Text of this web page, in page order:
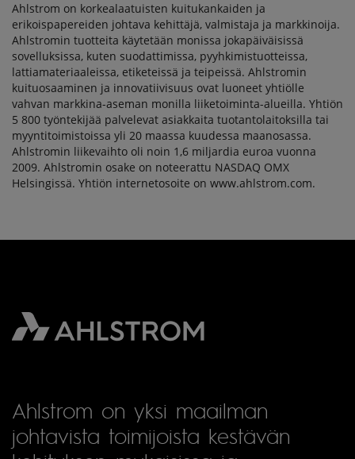
Ahlstrom on korkealaatuisten kuitukankaiden ja
erikoispapereiden johtava kehittäjä, valmistaja ja markkinoija.
Ahlstromin tuotteita käytetään monissa jokapäiväisissä
sovelluksissa, kuten suodattimissa, pyyhkimistuotteissa,
lattiamateriaaleissa, etiketeissä ja teipeissä. Ahlstromin
kuituosaaminen ja innovatiivisuus ovat luoneet yhtiölle
vahvan markkina-aseman monilla liiketoiminta-alueilla. Yhtiön
5 800 työntekijää palvelevat asiakkaita tuotantolaitoksilla tai
myyntitoimistoissa yli 20 maassa kuudessa maanosassa.
Ahlstromin liikevaihto oli noin 1,6 miljardia euroa vuonna
2009. Ahlstromin osake on noteerattu NASDAQ OMX
Helsingissä. Yhtiön internetosoite on www.ahlstrom.com.
Ahlstrom on yksi maailman
johtavista toimijoista kestävän